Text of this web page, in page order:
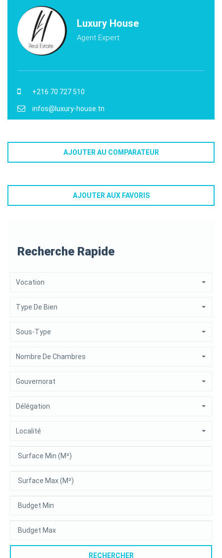
Luxury House
Agent Expert
+216 70 727 510
infos@luxury-house.tn
AJOUTER AU COMPARATEUR
AJOUTER AUX FAVORIS
Recherche Rapide
Vocation
Type De Bien
Sous-Type
Nombre De Chambres
Gouvernorat
Délégation
Localité
RECHERCHER